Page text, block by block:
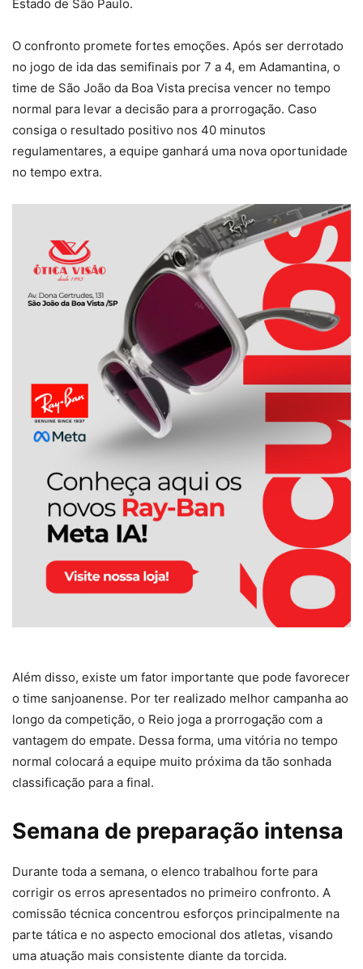
Estado de São Paulo.
O confronto promete fortes emoções. Após ser derrotado
no jogo de ida das semifinais por 7 a 4, em Adamantina, o
time de São João da Boa Vista precisa vencer no tempo
normal para levar a decisão para a prorrogação. Caso
consiga o resultado positivo nos 40 minutos
regulamentares, a equipe ganhará uma nova oportunidade
no tempo extra.
Além disso, existe um fator importante que pode favorecer
o time sanjoanense. Por ter realizado melhor campanha ao
longo da competição, o Reio joga a prorrogação com a
vantagem do empate. Dessa forma, uma vitória no tempo
normal colocará a equipe muito próxima da tão sonhada
classificação para a final.
Semana de preparação intensa
Durante toda a semana, o elenco trabalhou forte para
corrigir os erros apresentados no primeiro confronto. A
comissão técnica concentrou esforços principalmente na
parte tática e no aspecto emocional dos atletas, visando
uma atuação mais consistente diante da torcida.